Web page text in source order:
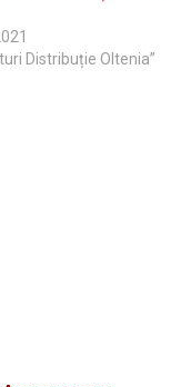
Distribuție Oltenia”